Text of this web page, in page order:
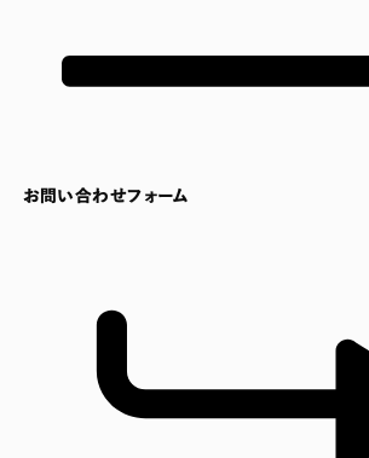
お問い合わせフォーム